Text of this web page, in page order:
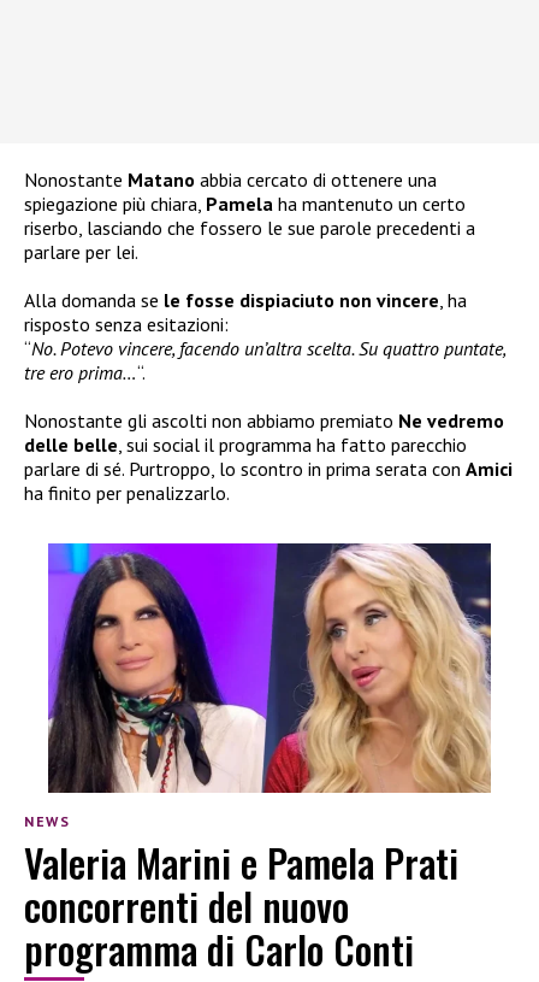
Nonostante Matano abbia cercato di ottenere una
spiegazione più chiara, Pamela ha mantenuto un certo
riserbo, lasciando che fossero le sue parole precedenti a
parlare per lei.
Alla domanda se le fosse dispiaciuto non vincere, ha
risposto senza esitazioni:
“No. Potevo vincere, facendo un’altra scelta. Su quattro puntate,
tre ero prima…“.
Nonostante gli ascolti non abbiamo premiato Ne vedremo
delle belle, sui social il programma ha fatto parecchio
parlare di sé. Purtroppo, lo scontro in prima serata con Amici
ha finito per penalizzarlo.
NEWS
Valeria Marini e Pamela Prati
concorrenti del nuovo
programma di Carlo Conti